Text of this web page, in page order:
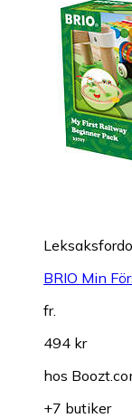
BRIO Min
fr.
494 kr
hos
+7 butiker